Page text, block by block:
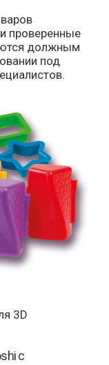
проверенные
должным
под
3D
с